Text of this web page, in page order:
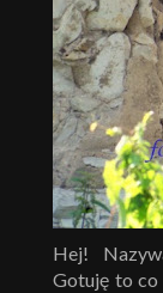
Hej!
Gotuję to co